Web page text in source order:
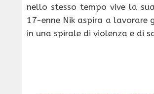
nello stesso tempo vive la
17-enne Nik aspira a lavorare
in una spirale di violenza e di